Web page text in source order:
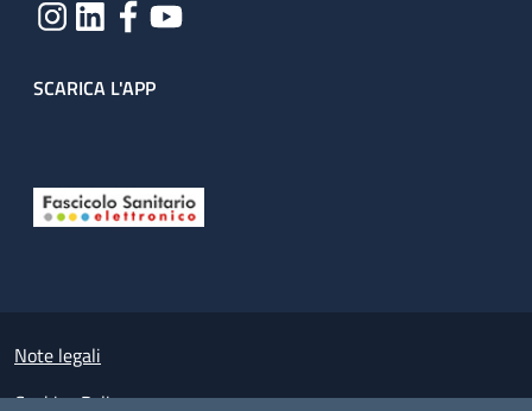
SCARICA L'APP
Small prints
Note legali
Cookies Policy